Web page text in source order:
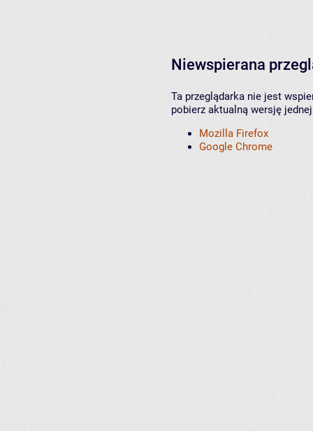
Niewspierana
Ta przeglądarka nie jest
pobierz aktualną wersję
Mozilla Firefox
Google Chrome